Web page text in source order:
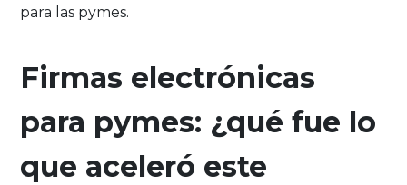
para las pymes.
Firmas electrónicas
para pymes: ¿qué fue lo
que aceleró este